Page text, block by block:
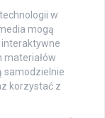
w
mogą
materiałów
samodzielnie
korzystać z